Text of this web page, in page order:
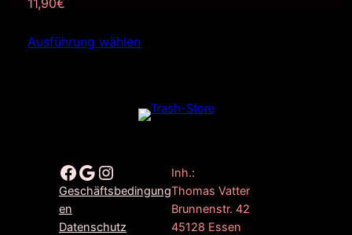
11,90€
Ausführung wählen
Facebook Google Instagram
Geschäftsbedingung
en
Datenschutz
Inh.:
Thomas Vatter
Brunnenstr. 42
45128 Essen